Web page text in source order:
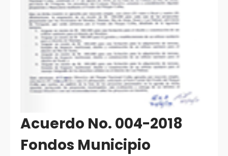
Acuerdo No. 004-2018
Fondos Municipio